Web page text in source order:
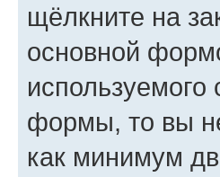
щёлкните на
основной
используемого
формы, то вы
как минимум